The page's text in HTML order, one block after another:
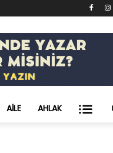
AILE AHLAK